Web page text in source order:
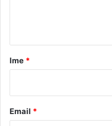
rIme *
Email *